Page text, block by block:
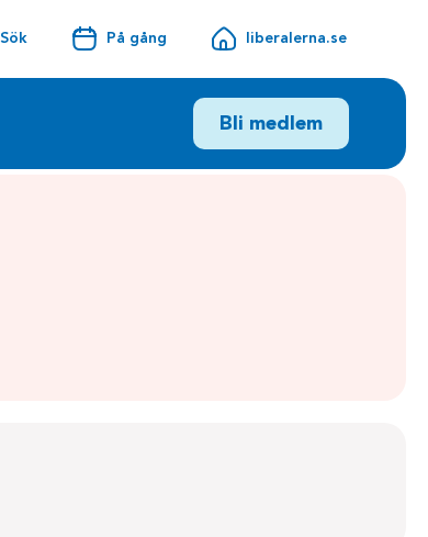
Sök På gång liberalerna.se
Bli medlem